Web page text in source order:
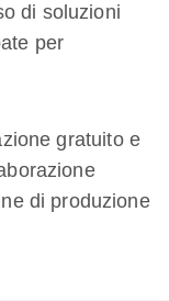
di soluzioni
per
gratuito e
di produzione